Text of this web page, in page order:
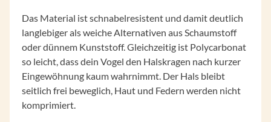
Das Material ist schnabelresistent und damit deutlich
langlebiger als weiche Alternativen aus Schaumstoff
oder dünnem Kunststoff. Gleichzeitig ist Polycarbonat
so leicht, dass dein Vogel den Halskragen nach kurzer
Eingewöhnung kaum wahrnimmt. Der Hals bleibt
seitlich frei beweglich, Haut und Federn werden nicht
komprimiert.